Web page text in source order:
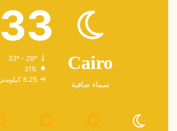
Cairo
سماء صافية
33
33º - 29º
31%
8.25 كيلومتر/ساعة